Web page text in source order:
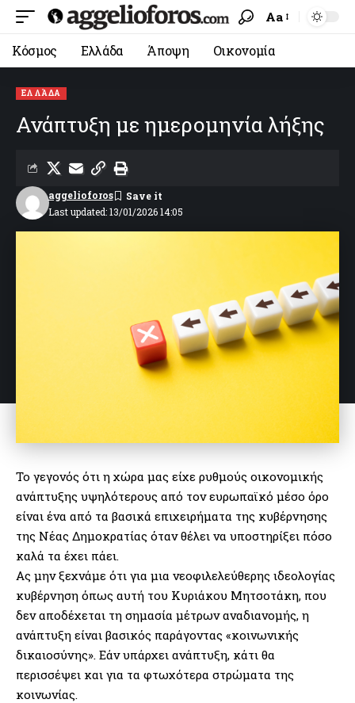
Aa
Κόσμος Ελλάδα Άποψη Οικονομία
ΕΛΛΆΔΑ
Ανάπτυξη με ημερομηνία λήξης
Last updated: 13/01/2026 14:05
aggelioforos
Το γεγονός ότι η χώρα μας είχε ρυθμούς οικονομικής
ανάπτυξης υψηλότερους από τον ευρωπαϊκό μέσο όρο
είναι ένα από τα βασικά επιχειρήματα της κυβέρνησης
της Νέας Δημοκρατίας όταν θέλει να υποστηρίξει πόσο
καλά τα έχει πάει.
Ας μην ξεχνάμε ότι για μια νεοφιλελεύθερης ιδεολογίας
κυβέρνηση όπως αυτή του Κυριάκου Μητσοτάκη, που
δεν αποδέχεται τη σημασία μέτρων αναδιανομής, η
ανάπτυξη είναι βασικός παράγοντας «κοινωνικής
δικαιοσύνης». Εάν υπάρχει ανάπτυξη, κάτι θα
περισσέψει και για τα φτωχότερα στρώματα της
κοινωνίας.